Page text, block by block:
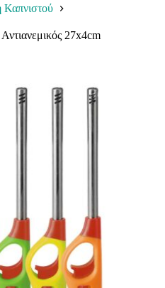
Καπνιστού
27x4cm